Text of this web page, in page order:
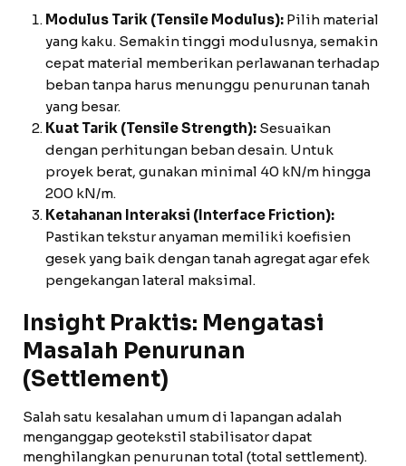
Modulus Tarik (Tensile Modulus): Pilih material
yang kaku. Semakin tinggi modulusnya, semakin
cepat material memberikan perlawanan terhadap
beban tanpa harus menunggu penurunan tanah
yang besar.
Kuat Tarik (Tensile Strength): Sesuaikan
dengan perhitungan beban desain. Untuk
proyek berat, gunakan minimal 40 kN/m hingga
200 kN/m.
Ketahanan Interaksi (Interface Friction):
Pastikan tekstur anyaman memiliki koefisien
gesek yang baik dengan tanah agregat agar efek
pengekangan lateral maksimal.
Insight Praktis: Mengatasi
Masalah Penurunan
(Settlement)
Salah satu kesalahan umum di lapangan adalah
menganggap geotekstil stabilisator dapat
menghilangkan penurunan total (total settlement).